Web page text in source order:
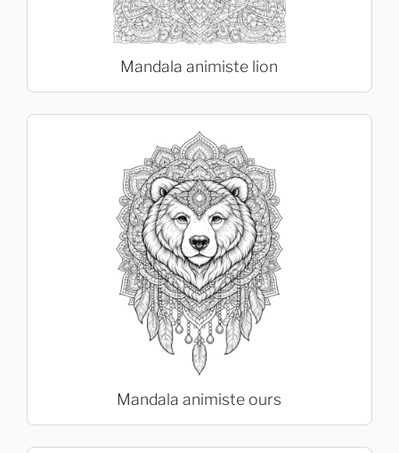
Mandala animiste lion
Mandala animiste ours